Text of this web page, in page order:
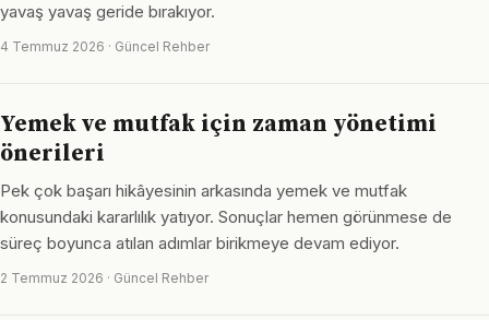
yavaş yavaş geride bırakıyor.
4 Temmuz 2026 · Güncel Rehber
Yemek ve mutfak için zaman yönetimi
önerileri
Pek çok başarı hikâyesinin arkasında yemek ve mutfak
konusundaki kararlılık yatıyor. Sonuçlar hemen görünmese de
süreç boyunca atılan adımlar birikmeye devam ediyor.
2 Temmuz 2026 · Güncel Rehber